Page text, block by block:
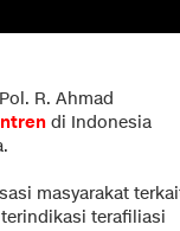
R. Ahmad
di Indonesia
masyarakat
terindikasi terafiliasi